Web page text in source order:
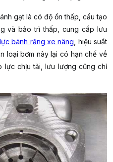
gạt là có độ ồn thấp, cấu tạo
và bảo trì thấp, cung cấp lưu
bánh răng xe nâng , hiệu suất
loại bơm này lại có hạn chế về
lực chịu tải, lưu lượng cũng chỉ